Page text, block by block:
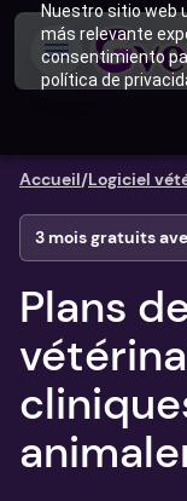
Nuestro sitio web
más relevante
consentimiento
política de
Accueil/Logiciel
3 mois gratuits
Plans